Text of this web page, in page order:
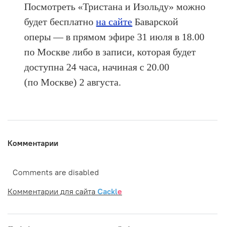
Посмотреть «Тристана и Изольду» можно
будет бесплатнона сайте Баварской
оперы — в прямом эфире 31 июля в 18.00
по Москве либо в записи, которая будет
доступна 24 часа, начиная с 20.00
(по Москве) 2 августа.
Комментарии
Comments are disabled
Комментарии для сайта Cackle